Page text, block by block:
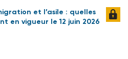
et l’asile : quelles
en vigueur le 12 juin 2026